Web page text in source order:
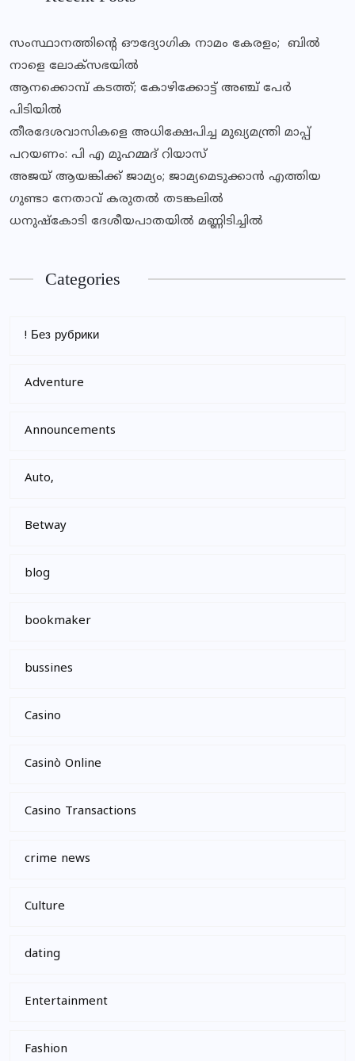
സംസ്ഥാനത്തിന്‍റെ ഔദ്യോഗിക നാമം കേരളം; ബില്‍
നാളെ ലോക്സഭയില്‍
ആനക്കൊമ്പ് കടത്ത്; കോഴിക്കോട്ട് അഞ്ച് പേർ
പിടിയിൽ
തീരദേശവാസികളെ അധിക്ഷേപിച്ച മുഖ്യമന്ത്രി മാപ്പ്
പറയണം: പി എ മുഹമ്മദ് റിയാസ്
അജയ് ആയങ്കിക്ക് ജാമ്യം; ജാമ്യമെടുക്കാൻ എത്തിയ
ഗുണ്ടാ നേതാവ് കരുതൽ തടങ്കലിൽ
ധനുഷ്കോടി ദേശീയപാതയിൽ മണ്ണിടിച്ചിൽ
Categories
! Без рубрики
Adventure
Announcements
Auto,
Betway
blog
bookmaker
bussines
Casino
Casinò Online
Casino Transactions
crime news
Culture
dating
Entertainment
Fashion